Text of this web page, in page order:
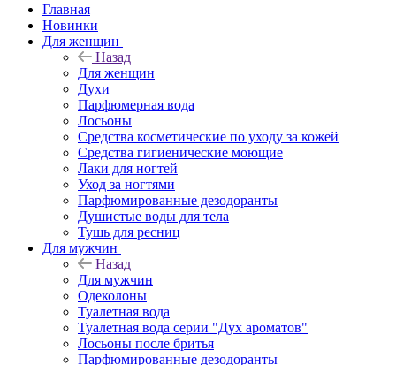
Главная
Новинки
Для женщин
Назад
Для женщин
Духи
Парфюмерная вода
Лосьоны
Средства косметические по уходу за кожей
Средства гигиенические моющие
Лаки для ногтей
Уход за ногтями
Парфюмированные дезодоранты
Душистые воды для тела
Тушь для ресниц
Для мужчин
Назад
Для мужчин
Одеколоны
Туалетная вода
Туалетная вода серии "Дух ароматов"
Лосьоны после бритья
Парфюмированные дезодоранты